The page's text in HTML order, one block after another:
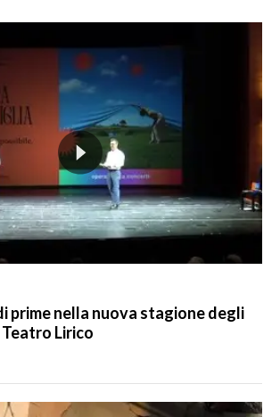
prime nella nuova stagione degli
Lirico